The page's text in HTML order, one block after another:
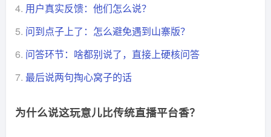
4. 用户真实反馈：他们怎么说？
5. 问到点子上了：怎么避免遇到山寨版？
6. 问答环节：啥都别说了，直接上硬核问答
7. 最后说两句掏心窝子的话
为什么说这玩意儿比传统直播平台香？